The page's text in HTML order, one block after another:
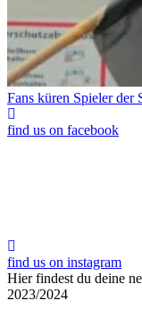
Fans küren Spieler der
find us on facebook
find us on instagram
Hier findest du deine
2023/2024